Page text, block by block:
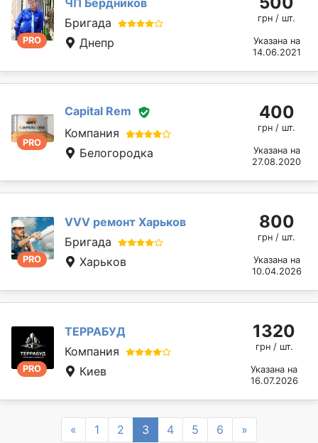
PRO
Бригада
Днепр
грн / шт.
Указана на
14.06.2021
PRO
Capital Rem
Компания
Белогородка
400
грн / шт.
Указана на
27.08.2020
PRO
VVV ремонт Харьков
Бригада
Харьков
800
грн / шт.
Указана на
10.04.2026
PRO
ТЕРРАБУД
Компания
Киев
1320
грн / шт.
Указана на
16.07.2026
« Previous
1 2 3 4 5 6 »